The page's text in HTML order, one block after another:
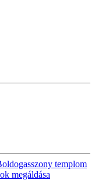
templom
megáldása